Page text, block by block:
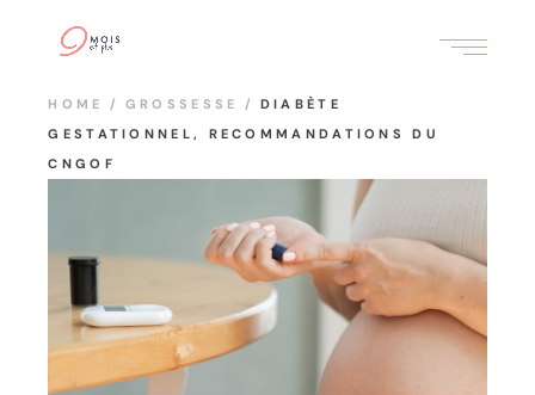
HOME GROSSESSE
DIABÈTE
GESTATIONNEL, RECOMMANDATIONS DU
CNGOF